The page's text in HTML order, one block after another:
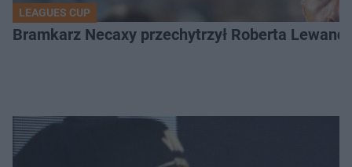
LEAGUES CUP
Bramkarz Necaxy przechytrzył Roberta